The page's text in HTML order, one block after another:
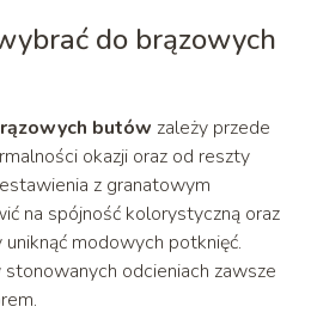
do brązowych
butów zależy przede
okazji oraz od reszty
z granatowym
na spójność kolorystyczną oraz
modowych potknięć.
odcieniach zawsze